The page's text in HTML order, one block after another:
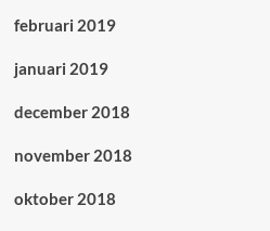
februari 2019
januari 2019
december 2018
november 2018
oktober 2018